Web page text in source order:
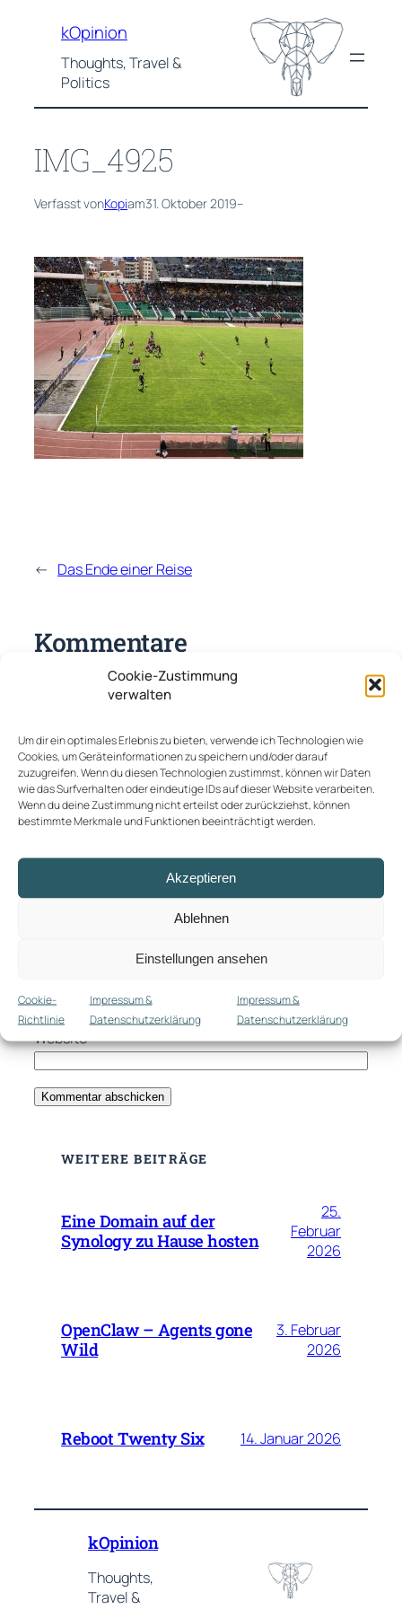
Cookie-Zustimmung
verwalten
Um dir ein optimales Erlebnis zu bieten, verwende ich Technologien wie
Cookies, um Geräteinformationen zu speichern und/oder darauf
zuzugreifen. Wenn du diesen Technologien zustimmst, können wir Daten
wie das Surfverhalten oder eindeutige IDs auf dieser Website verarbeiten.
Wenn du deine Zustimmung nicht erteilst oder zurückziehst, können
bestimmte Merkmale und Funktionen beeinträchtigt werden.
Akzeptieren
Ablehnen
Einstellungen ansehen
Cookie-
Richtlinie
Impressum &
Datenschutzerklärung
Impressum &
Datenschutzerklärung
springen
kOpinion
Thoughts, Travel &
Politics
IMG_4925
Verfasst vonKopiam31. Oktober 2019–
← Das Ende einer Reise
Kommentare
Schreibe einen Kommentar
Erforderliche Felder sind mit*markiert
Kommentar*
Website
WEITERE BEITRÄGE
Eine Domain auf der
Synology zu Hause hosten
25.
Februar
2026
OpenClaw – Agents gone
Wild
3. Februar
2026
Reboot Twenty Six 14. Januar 2026
kOpinion
Thoughts,
Travel &